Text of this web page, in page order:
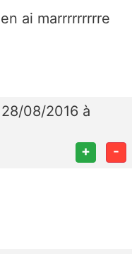
ai marrrrrrrrre
08/2016 à
+ -